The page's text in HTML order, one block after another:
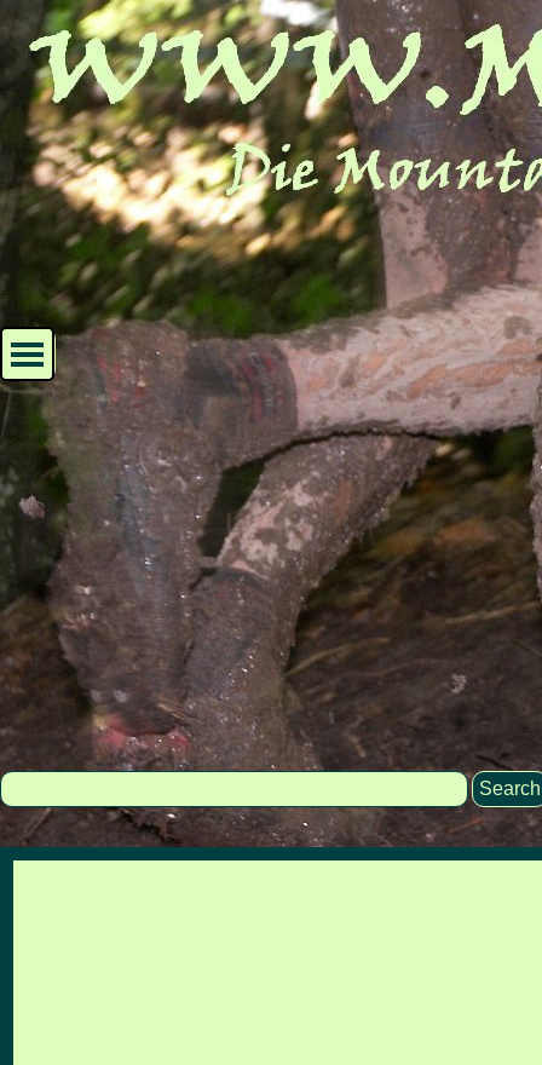
Direkt zum Seiteninhalt
Menü überspringen
Search